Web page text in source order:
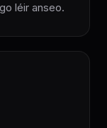
léir anseo.